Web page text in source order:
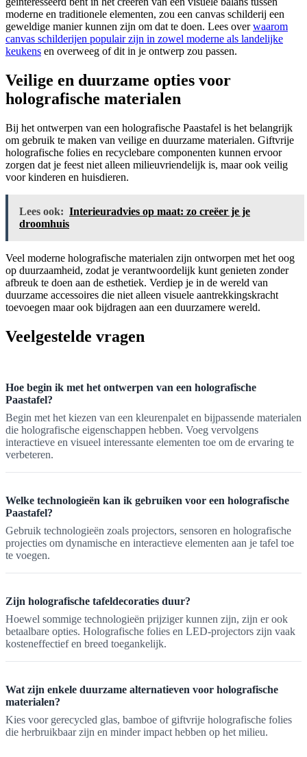
moderne en traditionele elementen, zou een canvas schilderij een
geweldige manier kunnen zijn om dat te doen. Lees overwaarom
canvas schilderijen populair zijn in zowel moderne als landelijke
keukens en overweeg of dit in je ontwerp zou passen.
Veilige en duurzame opties voor
holografische materialen
Bij het ontwerpen van een holografische Paastafel is het belangrijk
om gebruik te maken van veilige en duurzame materialen. Giftvrije
holografische folies en recyclebare componenten kunnen ervoor
zorgen dat je feest niet alleen milieuvriendelijk is, maar ook veilig
voor kinderen en huisdieren.
Lees ook: Interieuradvies op maat: zo creëer je je
droomhuis
Veel moderne holografische materialen zijn ontworpen met het oog
op duurzaamheid, zodat je verantwoordelijk kunt genieten zonder
afbreuk te doen aan de esthetiek. Verdiep je in de wereld van
duurzame accessoires die niet alleen visuele aantrekkingskracht
toevoegen maar ook bijdragen aan een duurzamere wereld.
Veelgestelde vragen
Hoe begin ik met het ontwerpen van een holografische
Paastafel?
Begin met het kiezen van een kleurenpalet en bijpassende materialen
die holografische eigenschappen hebben. Voeg vervolgens
interactieve en visueel interessante elementen toe om de ervaring te
verbeteren.
Welke technologieën kan ik gebruiken voor een holografische
Paastafel?
Gebruik technologieën zoals projectors, sensoren en holografische
projecties om dynamische en interactieve elementen aan je tafel toe
te voegen.
Zijn holografische tafeldecoraties duur?
Hoewel sommige technologieën prijziger kunnen zijn, zijn er ook
betaalbare opties. Holografische folies en LED-projectors zijn vaak
kosteneffectief en breed toegankelijk.
Wat zijn enkele duurzame alternatieven voor holografische
materialen?
Kies voor gerecycled glas, bamboe of giftvrije holografische folies
die herbruikbaar zijn en minder impact hebben op het milieu.